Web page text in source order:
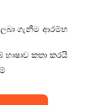
ගැනීම ආරම්භ
කතා කරයි